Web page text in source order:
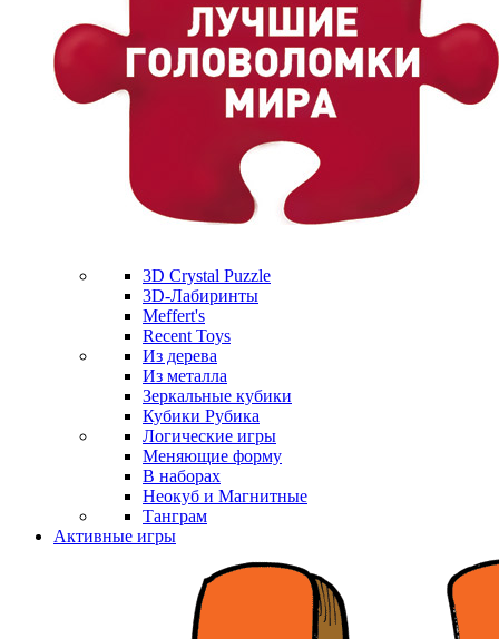
3D Crystal Puzzle
3D-Лабиринты
Meffert's
Recent Toys
Из дерева
Из металла
Зеркальные кубики
Кубики Рубика
Логические игры
Меняющие форму
В наборах
Неокуб и Магнитные
Танграм
Активные игры